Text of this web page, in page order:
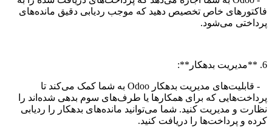
فاکتورهای خاص تخصیص دهید که موجب ردیابی دقیق مانده‌های
پرداختی می‌شود.
6. **مدیریت بدهکار**:
- قابلیت‌های مدیریت بدهکار Odoo به شما کمک می‌کند تا
پرداخت‌هایی که برای همکارها یا طرف‌های سوم بدهی شده‌اند را
نظارت و مدیریت کنید. شما می‌توانید مانده‌های بدهکار را ردیابی
کرده و پرداخت‌ها را دریافت کنید.